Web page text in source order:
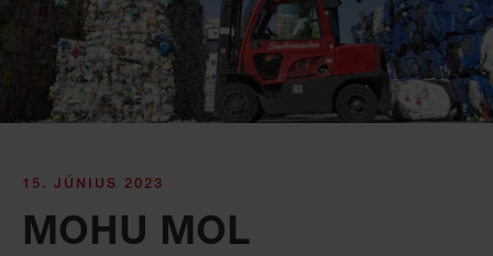
15. JÚNIUS 2023
MOHU MOL